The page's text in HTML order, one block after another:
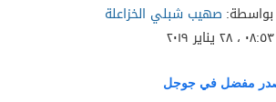
بواسطة: صهيب شبلي الخزاعلة
٠٨:٥٣ ، ٢٨ يناير ٢٠١٩
مفضل في جوجل